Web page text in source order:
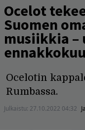
Ocelot
Suomen
musiikkia –
Ocelotin
Rumbassa.
Julkaistu: 27.10.2022 04:32